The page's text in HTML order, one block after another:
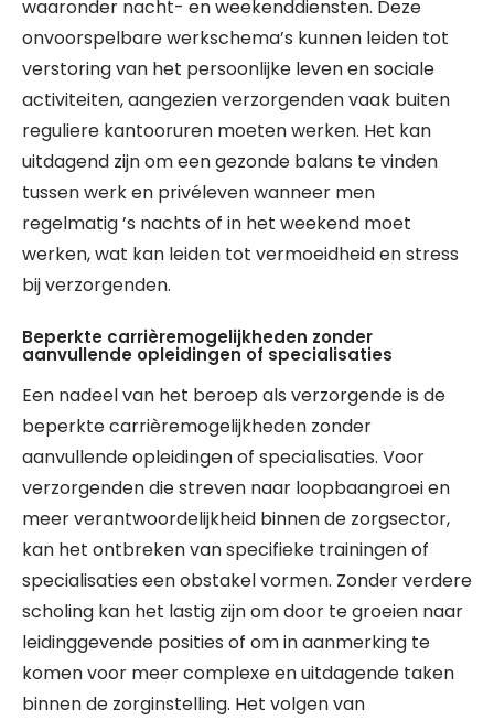
waaronder nacht- en weekenddiensten. Deze
onvoorspelbare werkschema’s kunnen leiden tot
verstoring van het persoonlijke leven en sociale
activiteiten, aangezien verzorgenden vaak buiten
reguliere kantooruren moeten werken. Het kan
uitdagend zijn om een gezonde balans te vinden
tussen werk en privéleven wanneer men
regelmatig ’s nachts of in het weekend moet
werken, wat kan leiden tot vermoeidheid en stress
bij verzorgenden.
Beperkte carrièremogelijkheden zonder
aanvullende opleidingen of specialisaties
Een nadeel van het beroep als verzorgende is de
beperkte carrièremogelijkheden zonder
aanvullende opleidingen of specialisaties. Voor
verzorgenden die streven naar loopbaangroei en
meer verantwoordelijkheid binnen de zorgsector,
kan het ontbreken van specifieke trainingen of
specialisaties een obstakel vormen. Zonder verdere
scholing kan het lastig zijn om door te groeien naar
leidinggevende posities of om in aanmerking te
komen voor meer complexe en uitdagende taken
binnen de zorginstelling. Het volgen van